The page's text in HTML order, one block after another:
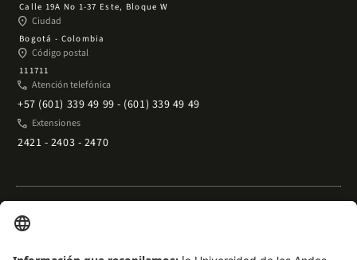
Calle 19A No 1-37 Este, Bloque W
place Ciudad
Bogotá - Colombia
place Código postal
111711
phone Atención telefónica
+57 (601) 339 49 99 - (601) 339 49 49
phone Extensiones
2421 - 2403 - 2470
Enlaces rápidos